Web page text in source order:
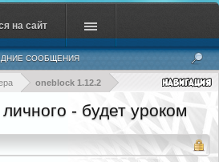
oneblock 1.12.2
- будет уроком
СООБЩЕНИЯ
на сайт